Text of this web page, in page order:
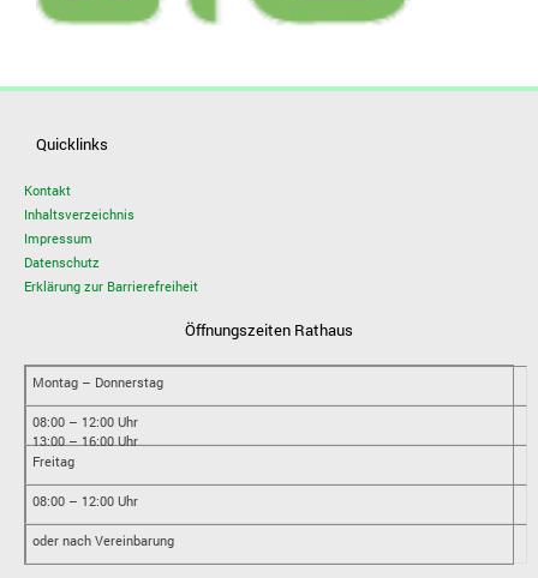
Quicklinks
Kontakt
Inhaltsverzeichnis
Impressum
Datenschutz
Erklärung zur Barrierefreiheit
Öffnungszeiten Rathaus
Montag – Donnerstag
08:00 – 12:00 Uhr
13:00 – 16:00 Uhr
Freitag
08:00 – 12:00 Uhr
oder nach Vereinbarung